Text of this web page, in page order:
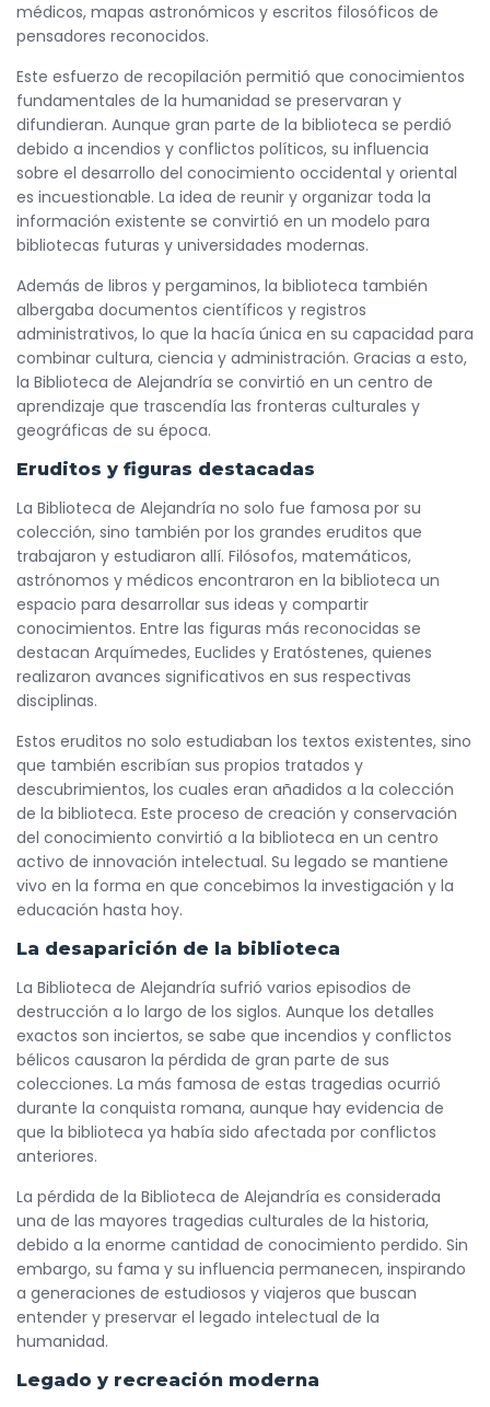
médicos, mapas astronómicos y escritos filosóficos de
pensadores reconocidos.
Este esfuerzo de recopilación permitió que conocimientos
fundamentales de la humanidad se preservaran y
difundieran. Aunque gran parte de la biblioteca se perdió
debido a incendios y conflictos políticos, su influencia
sobre el desarrollo del conocimiento occidental y oriental
es incuestionable. La idea de reunir y organizar toda la
información existente se convirtió en un modelo para
bibliotecas futuras y universidades modernas.
Además de libros y pergaminos, la biblioteca también
albergaba documentos científicos y registros
administrativos, lo que la hacía única en su capacidad para
combinar cultura, ciencia y administración. Gracias a esto,
la Biblioteca de Alejandría se convirtió en un centro de
aprendizaje que trascendía las fronteras culturales y
geográficas de su época.
Eruditos y figuras destacadas
La Biblioteca de Alejandría no solo fue famosa por su
colección, sino también por los grandes eruditos que
trabajaron y estudiaron allí. Filósofos, matemáticos,
astrónomos y médicos encontraron en la biblioteca un
espacio para desarrollar sus ideas y compartir
conocimientos. Entre las figuras más reconocidas se
destacan Arquímedes, Euclides y Eratóstenes, quienes
realizaron avances significativos en sus respectivas
disciplinas.
Estos eruditos no solo estudiaban los textos existentes, sino
que también escribían sus propios tratados y
descubrimientos, los cuales eran añadidos a la colección
de la biblioteca. Este proceso de creación y conservación
del conocimiento convirtió a la biblioteca en un centro
activo de innovación intelectual. Su legado se mantiene
vivo en la forma en que concebimos la investigación y la
educación hasta hoy.
La desaparición de la biblioteca
La Biblioteca de Alejandría sufrió varios episodios de
destrucción a lo largo de los siglos. Aunque los detalles
exactos son inciertos, se sabe que incendios y conflictos
bélicos causaron la pérdida de gran parte de sus
colecciones. La más famosa de estas tragedias ocurrió
durante la conquista romana, aunque hay evidencia de
que la biblioteca ya había sido afectada por conflictos
anteriores.
La pérdida de la Biblioteca de Alejandría es considerada
una de las mayores tragedias culturales de la historia,
debido a la enorme cantidad de conocimiento perdido. Sin
embargo, su fama y su influencia permanecen, inspirando
a generaciones de estudiosos y viajeros que buscan
entender y preservar el legado intelectual de la
humanidad.
Legado y recreación moderna